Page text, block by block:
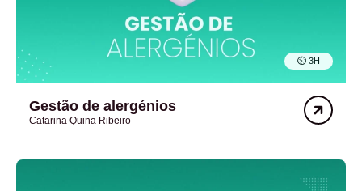
⏲︎ 3H
Gestão de alergénios
Catarina Quina Ribeiro